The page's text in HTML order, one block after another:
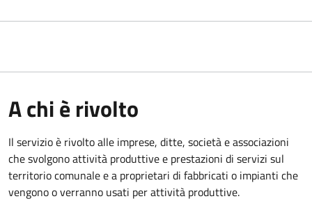
A chi è rivolto
Il servizio è rivolto alle imprese, ditte, società e associazioni
che svolgono attività produttive e prestazioni di servizi sul
territorio comunale e a proprietari di fabbricati o impianti che
vengono o verranno usati per attività produttive.